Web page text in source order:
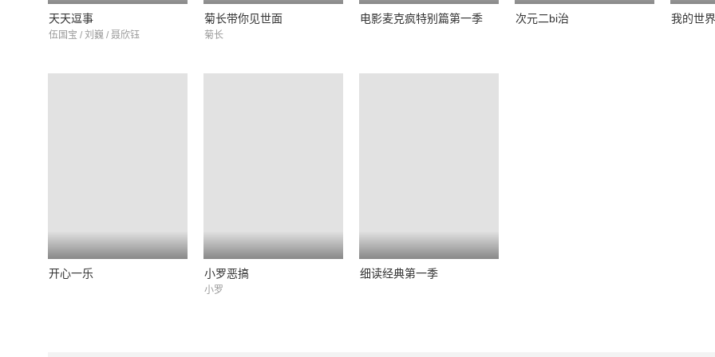
天天逗事
伍国宝 / 刘巍 / 聂欣钰
菊长带你见世面
菊长
电影麦克疯特别篇第一季 次元二bi治
开心一乐 小罗恶搞
小罗
细读经典第一季